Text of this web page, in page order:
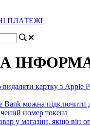
ПЛАТЕЖІ
видаляти картку з Apple
Bank можна
номер токена
у магазин, якщо він